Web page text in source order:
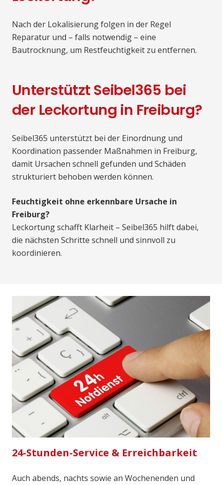
Nach der Lokalisierung folgen in der Regel
Reparatur und – falls notwendig – eine
Bautrocknung, um Restfeuchtigkeit zu entfernen.
Unterstützt Seibel365 bei
der Leckortung in Freiburg?
Seibel365 unterstützt bei der Einordnung und
Koordination passender Maßnahmen in Freiburg,
damit Ursachen schnell gefunden und Schäden
strukturiert behoben werden können.
Feuchtigkeit ohne erkennbare Ursache in
Freiburg?
Leckortung schafft Klarheit – Seibel365 hilft dabei,
die nächsten Schritte schnell und sinnvoll zu
koordinieren.
24-Stunden-Service & Erreichbarkeit
Auch abends, nachts sowie an Wochenenden und